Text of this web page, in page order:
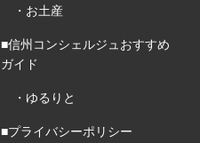
・お土産
■信州コンシェルジュおすすめ
ガイド
・ゆるりと
■プライバシーポリシー